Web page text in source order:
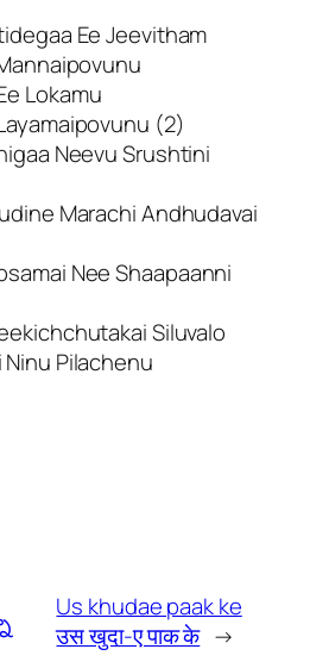
Ee Jeevitham
Lokamu
(2)
Neevu Srushtini
Marachi Andhudavai
Nee Shaapaanni
Siluvalo
Pilachenu
Us khudae paak ke
उस खुदा-ए पाक के →